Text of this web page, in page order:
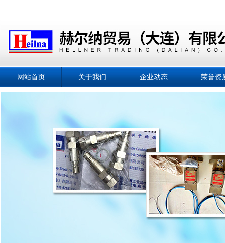
网站首页 关于我们 企业动态 荣誉资